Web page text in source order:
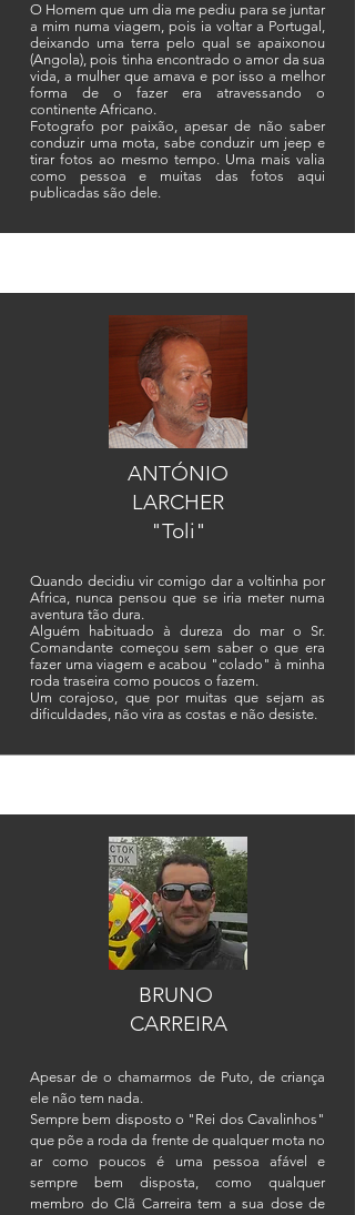
O Homem que um dia me pediu para se juntar
a mim numa viagem, pois ia voltar a Portugal,
deixando uma terra pelo qual se apaixonou
(Angola), pois tinha encontrado o amor da sua
vida, a mulher que amava e por isso a melhor
forma de o fazer era atravessando o
continente Africano.
Fotografo por paixão, apesar de não saber
conduzir uma mota, sabe conduzir um jeep e
tirar fotos ao mesmo tempo. Uma mais valia
como pessoa e muitas das fotos aqui
publicadas são dele.
ANTÓNIO
LARCHER
"Toli"
Quando decidiu vir comigo dar a voltinha por
Africa, nunca pensou que se iria meter numa
aventura tão dura.
Alguém habituado à dureza do mar o Sr.
Comandante começou sem saber o que era
fazer uma viagem e acabou "colado" à minha
roda traseira como poucos o fazem.
Um corajoso, que por muitas que sejam as
dificuldades, não vira as costas e não desiste.
BRUNO
CARREIRA
Apesar de o chamarmos de Puto, de criança
ele não tem nada.
Sempre bem disposto o "Rei dos Cavalinhos"
que põe a roda da frente de qualquer mota no
ar como poucos é uma pessoa afável e
sempre bem disposta, como qualquer
membro do Clã Carreira tem a sua dose de